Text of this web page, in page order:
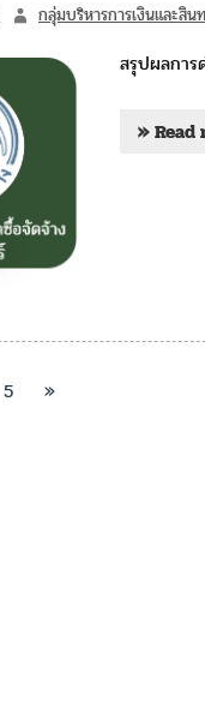
กลุ่มบริหารการเงินและสิ
สรุปผลการ
» Read
5 »